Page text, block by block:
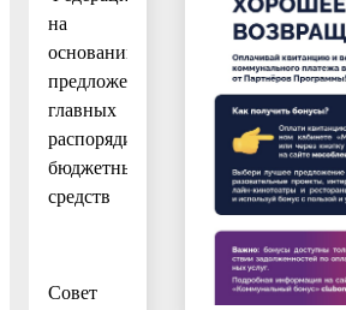
на
основании
предложений
главных
распорядителей
бюджетных
средств
Совет